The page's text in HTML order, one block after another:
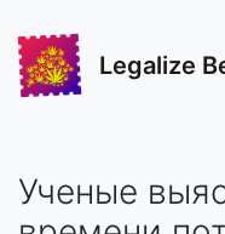
Legalize
Ученые